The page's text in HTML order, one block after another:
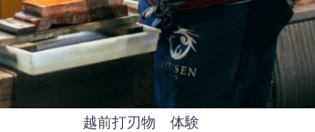
越前打刃物 体験